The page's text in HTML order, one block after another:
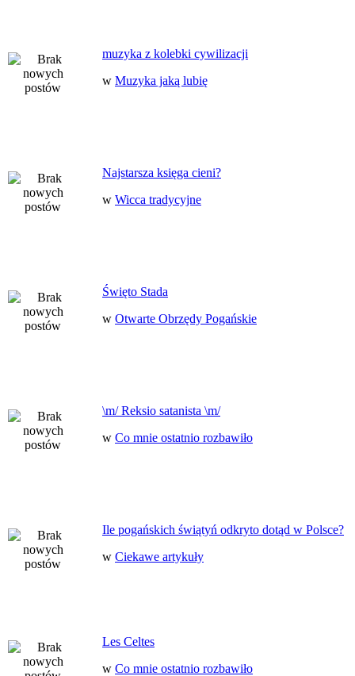
muzyka z kolebki cywilizacji
w Muzyka jaką lubię
Najstarsza księga cieni?
w Wicca tradycyjne
Święto Stada
w Otwarte Obrzędy Pogańskie
\m/ Reksio satanista \m/
w Co mnie ostatnio rozbawiło
Ile pogańskich świątyń odkryto dotąd w Polsce?
w Ciekawe artykuły
Les Celtes
w Co mnie ostatnio rozbawiło